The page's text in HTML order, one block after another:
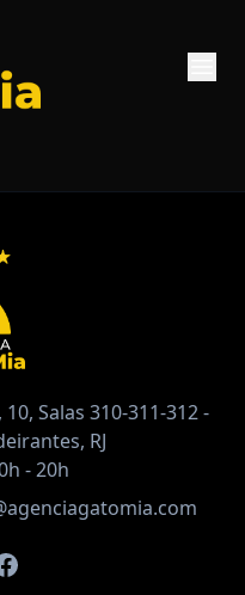
Salas 310-311-312 -
RJ
- 20h